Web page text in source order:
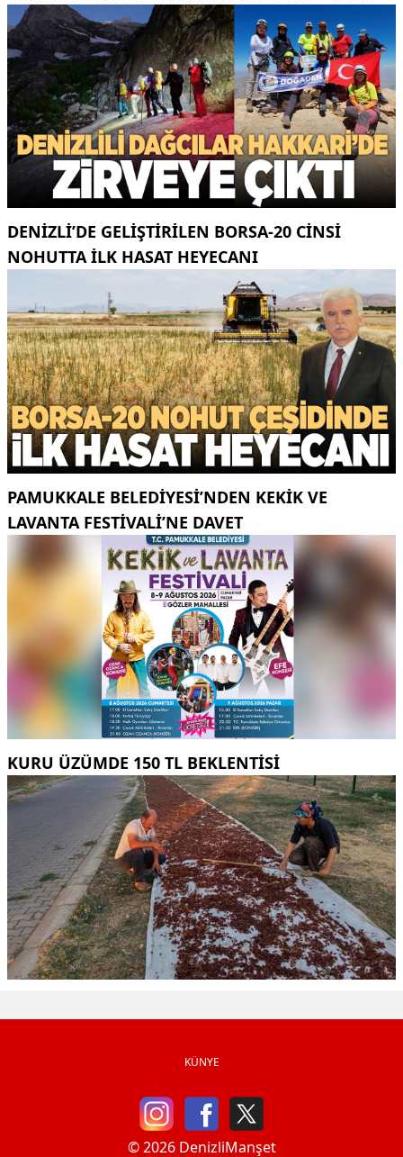
DENIZLI’DE GELIŞTIRILEN BORSA-20 CINSI
NOHUTTA ILK HASAT HEYECANI
PAMUKKALE BELEDIYESI’NDEN KEKIK VE
LAVANTA FESTIVALI’NE DAVET
KURU ÜZÜMDE 150 TL BEKLENTISI
KÜNYE
© 2026 DenizliManşet